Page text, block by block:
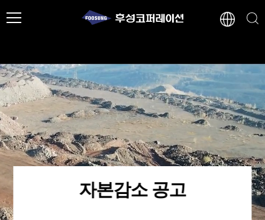
자본감소 공고